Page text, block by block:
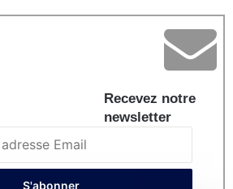
Recevez notre
newsletter